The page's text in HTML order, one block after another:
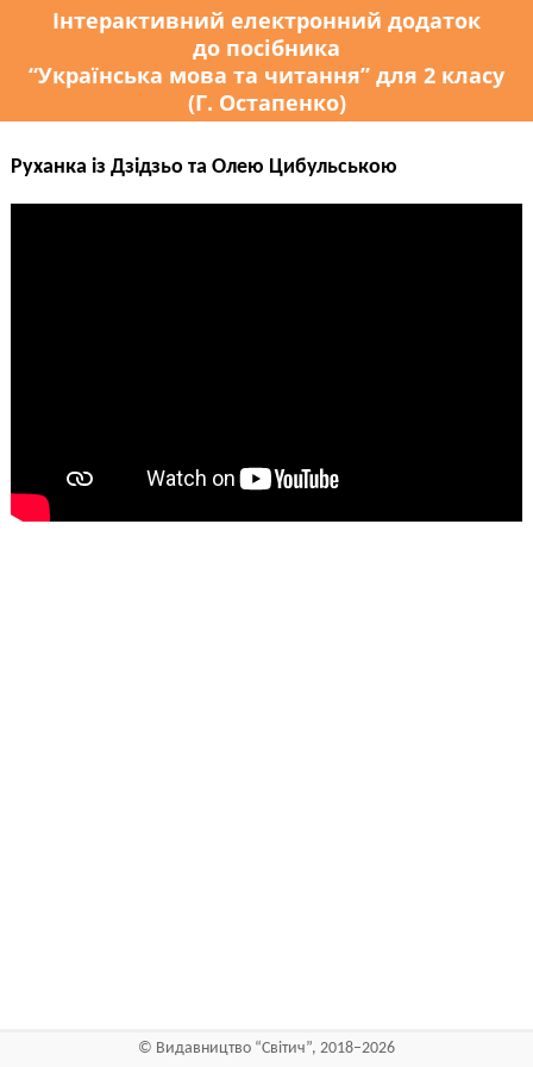
Інтерактивний електронний додаток
до посібника
“Українська мова та читання” для 2 класу
(Г. Остапенко)
Руханка із Дзідзьо та Олею Цибульською
© Видавництво “Світич”, 2018–2026